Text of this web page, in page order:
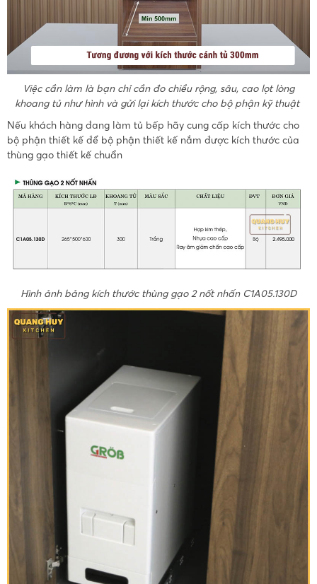
Việc cần làm là bạn chỉ cần đo chiều rộng, sâu, cao lọt lòng
khoang tủ như hình và gửi lại kích thước cho bộ phận kỹ thuật
Nếu khách hàng đang làm tủ bếp hãy cung cấp kích thước cho
bộ phận thiết kế để bộ phận thiết kế nắm được kích thước của
thùng gạo thiết kế chuẩn
Hình ảnh bảng kích thước thùng gạo 2 nốt nhấn C1A05.130D